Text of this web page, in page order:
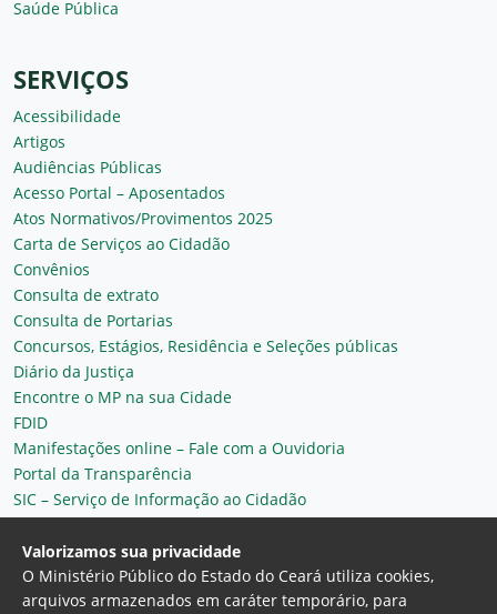
Saúde Pública
SERVIÇOS
Acessibilidade
Artigos
Audiências Públicas
Acesso Portal – Aposentados
Atos Normativos/Provimentos 2025
Carta de Serviços ao Cidadão
Convênios
Consulta de extrato
Consulta de Portarias
Concursos, Estágios, Residência e Seleções públicas
Diário da Justiça
Encontre o MP na sua Cidade
FDID
Manifestações online – Fale com a Ouvidoria
Portal da Transparência
SIC – Serviço de Informação ao Cidadão
Plantão MP do Ceará
Secretaria Geral
Valorizamos sua privacidade
O Ministério Público do Estado do Ceará utiliza cookies,
arquivos armazenados em caráter temporário, para